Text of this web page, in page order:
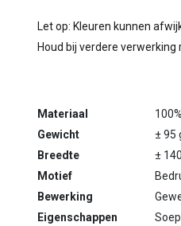
Let op: Kleuren kunnen
Houd bij verdere verwerking
Materiaal
Gewicht
± 95
Breedte
±
Motief
Bewerking
Eigenschappen